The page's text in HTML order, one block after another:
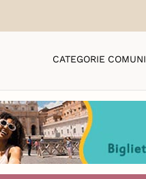
CATEGORIE COMUNI